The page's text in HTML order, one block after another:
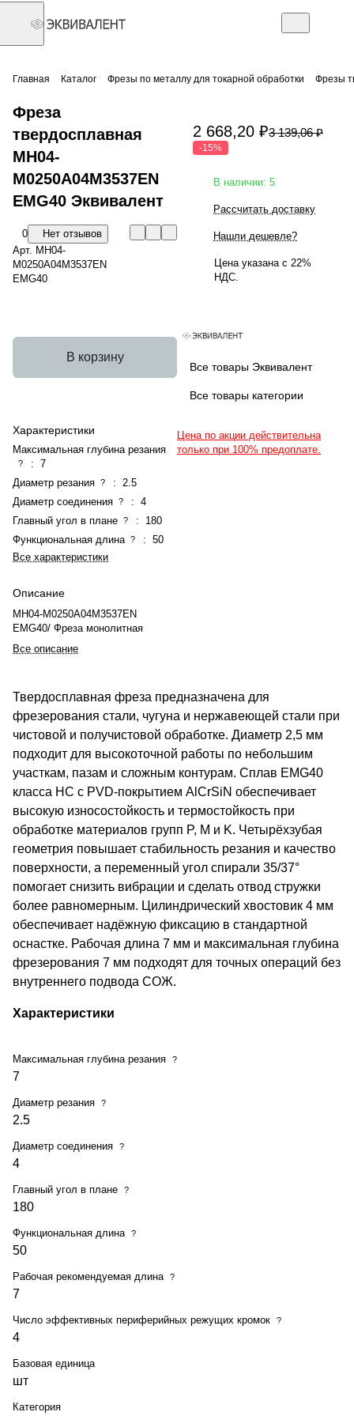
Главная Каталог Фрезы по металлу для токарной обработки Фрезы
Фреза
твердосплавная
MH04-
M0250A04M3537EN
EMG40 Эквивалент
0
Нет отзывов
Арт. MH04-
M0250A04M3537EN
EMG40
В корзину
Характеристики
Максимальная глубина резания
? : 7
Диаметр резания ? :
2.5
Диаметр соединения ? : 4
Главный угол в плане ? :
180
Функциональная длина ? : 50
Все характеристики
Описание
MH04-M0250A04M3537EN
EMG40/ Фреза монолитная
Все описание
2 668,20 ₽3 139,06 ₽
-15%
В наличии: 5
Рассчитать доставку
Нашли дешевле?
Цена указана с 22%
НДС.
Все товары Эквивалент
Все товары категории
Цена по акции действительна
только при 100% предоплате.
Твердосплавная фреза предназначена для
фрезерования стали, чугуна и нержавеющей стали при
чистовой и получистовой обработке. Диаметр 2,5 мм
подходит для высокоточной работы по небольшим
участкам, пазам и сложным контурам. Сплав EMG40
класса HC с PVD-покрытием AlCrSiN обеспечивает
высокую износостойкость и термостойкость при
обработке материалов групп P, M и K. Четырёхзубая
геометрия повышает стабильность резания и качество
поверхности, а переменный угол спирали 35/37°
помогает снизить вибрации и сделать отвод стружки
более равномерным. Цилиндрический хвостовик 4 мм
обеспечивает надёжную фиксацию в стандартной
оснастке. Рабочая длина 7 мм и максимальная глубина
фрезерования 7 мм подходят для точных операций без
внутреннего подвода СОЖ.
Характеристики
Максимальная глубина резания ?
7
Диаметр резания ?
2.5
Диаметр соединения ?
4
Главный угол в плане ?
180
Функциональная длина ?
50
Рабочая рекомендуемая длина ?
7
Число эффективных периферийных режущих кромок ?
4
Базовая единица
шт
Категория